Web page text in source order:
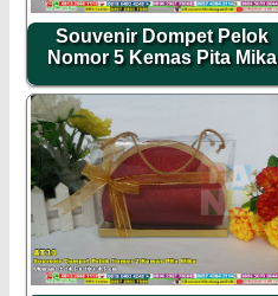
Souvenir Dompet Pelok
Nomor 5 Kemas Pita Mika